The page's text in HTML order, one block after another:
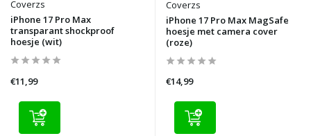
Coverzs
iPhone 17 Pro Max
transparant shockproof
hoesje (wit)
€11,99
Coverzs
iPhone 17 Pro Max MagSafe
hoesje met camera cover
(roze)
€14,99